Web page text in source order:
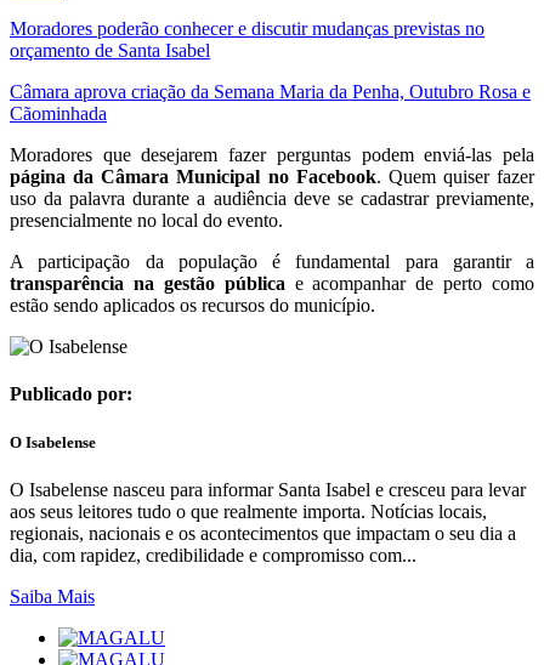
Moradores poderão conhecer e discutir mudanças previstas no
orçamento de Santa Isabel
Câmara aprova criação da Semana Maria da Penha, Outubro Rosa e
Cãominhada
Moradores que desejarem fazer perguntas podem enviá-las pela
página da Câmara Municipal no Facebook. Quem quiser fazer
uso da palavra durante a audiência deve se cadastrar previamente,
presencialmente no local do evento.
A participação da população é fundamental para garantir a
transparência na gestão pública e acompanhar de perto como
estão sendo aplicados os recursos do município.
Publicado por:
O Isabelense
O Isabelense nasceu para informar Santa Isabel e cresceu para levar
aos seus leitores tudo o que realmente importa. Notícias locais,
regionais, nacionais e os acontecimentos que impactam o seu dia a
dia, com rapidez, credibilidade e compromisso com...
Saiba Mais